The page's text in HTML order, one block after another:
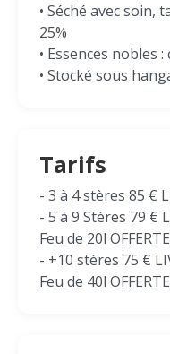
• Séché avec soin,
25%
• Essences nobles
• Stocké sous
Tarifs
- 3 à 4 stères 85 €
- 5 à 9 Stères 79 €
Feu de 20l
- +10 stères 75 €
Feu de 40l